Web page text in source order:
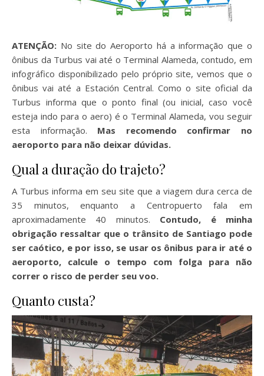
ATENÇÃO: No site do Aeroporto há a informação que o
ônibus da Turbus vai até o Terminal Alameda, contudo, em
infográfico disponibilizado pelo próprio site, vemos que o
ônibus vai até a Estación Central. Como o site oficial da
Turbus informa que o ponto final (ou inicial, caso você
esteja indo para o aero) é o Terminal Alameda, vou seguir
esta informação. Mas recomendo confirmar no
aeroporto para não deixar dúvidas.
Qual a duração do trajeto?
A Turbus informa em seu site que a viagem dura cerca de
35 minutos, enquanto a Centropuerto fala em
aproximadamente 40 minutos. Contudo, é minha
obrigação ressaltar que o trânsito de Santiago pode
ser caótico, e por isso, se usar os ônibus para ir até o
aeroporto, calcule o tempo com folga para não
correr o risco de perder seu voo.
Quanto custa?